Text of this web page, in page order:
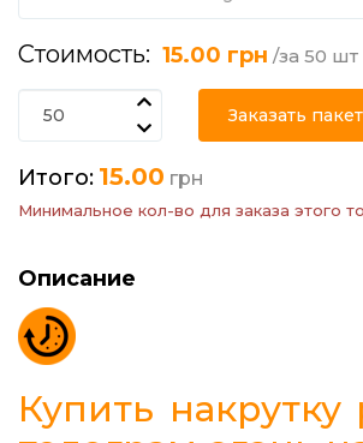
Стоимость: 15.00 грн /за 50 шт
Заказать пакет
Итого: 15.00 грн
Минимальное кол-во для заказа этого
Описание
Купить накрутку